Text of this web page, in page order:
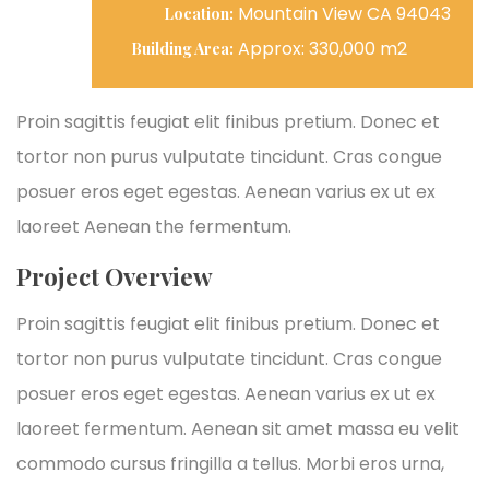
Location: Mountain View CA 94043
Building Area: Approx: 330,000 m2
Proin sagittis feugiat elit finibus pretium. Donec et
tortor non purus vulputate tincidunt. Cras congue
posuer eros eget egestas. Aenean varius ex ut ex
laoreet Aenean the fermentum.
Project Overview
Proin sagittis feugiat elit finibus pretium. Donec et
tortor non purus vulputate tincidunt. Cras congue
posuer eros eget egestas. Aenean varius ex ut ex
laoreet fermentum. Aenean sit amet massa eu velit
commodo cursus fringilla a tellus. Morbi eros urna,